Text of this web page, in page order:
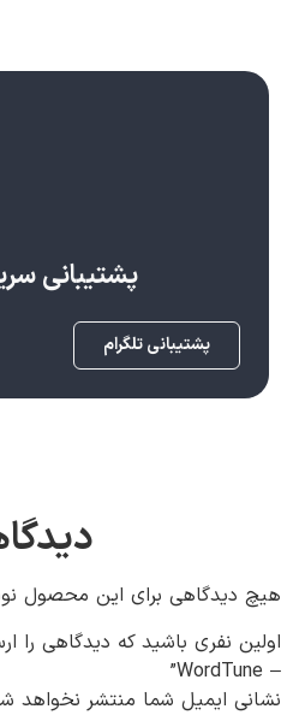
پشتیبانی
پشتیبانی تلگرام
هیچ دیدگاهی برای این محصول
اولین نفری باشید که دیدگاهی را
– WordTune”
نشانی ایمیل شما منتشر نخواهد